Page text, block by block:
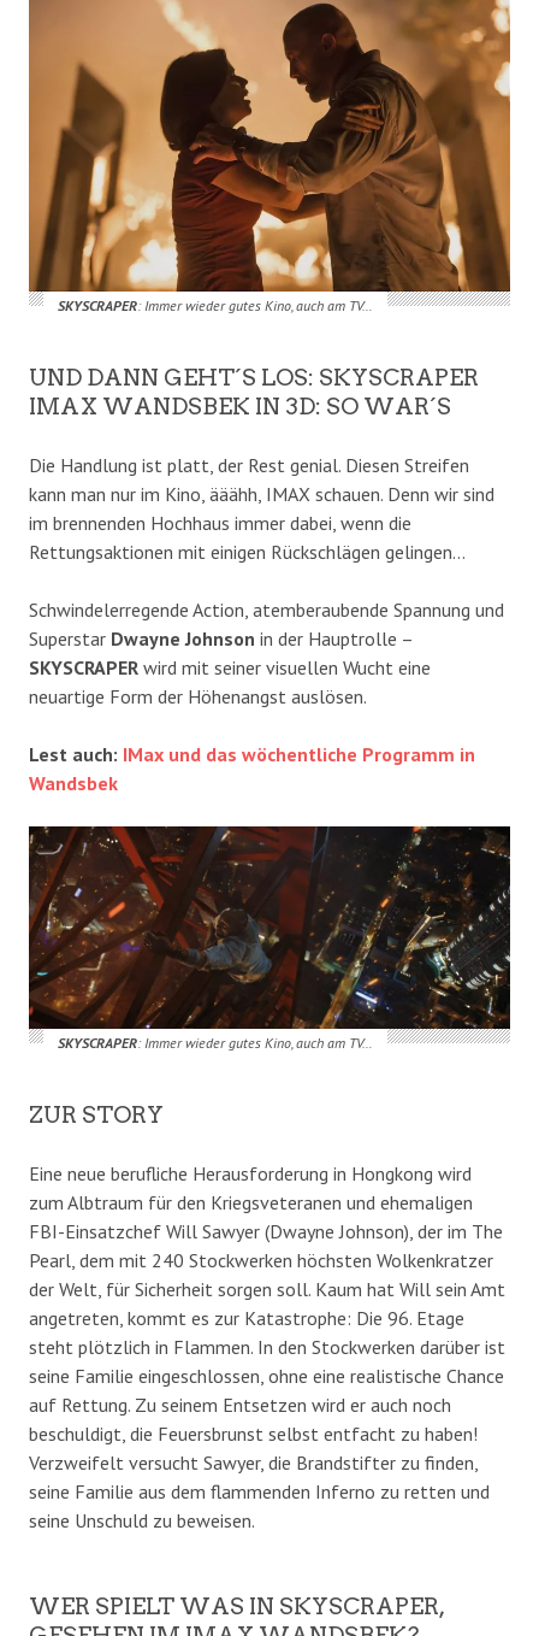
SKYSCRAPER: Immer wieder gutes Kino, auch am TV…
UND DANN GEHT´S LOS: SKYSCRAPER
IMAX WANDSBEK IN 3D: SO WAR´S
Die Handlung ist platt, der Rest genial. Diesen Streifen
kann man nur im Kino, ääähh, IMAX schauen. Denn wir sind
im brennenden Hochhaus immer dabei, wenn die
Rettungsaktionen mit einigen Rückschlägen gelingen…
Schwindelerregende Action, atemberaubende Spannung und
Superstar Dwayne Johnson in der Hauptrolle –
SKYSCRAPER wird mit seiner visuellen Wucht eine
neuartige Form der Höhenangst auslösen.
Lest auch: IMax und das wöchentliche Programm in
Wandsbek
SKYSCRAPER: Immer wieder gutes Kino, auch am TV…
ZUR STORY
Eine neue berufliche Herausforderung in Hongkong wird
zum Albtraum für den Kriegsveteranen und ehemaligen
FBI-Einsatzchef Will Sawyer (Dwayne Johnson), der im The
Pearl, dem mit 240 Stockwerken höchsten Wolkenkratzer
der Welt, für Sicherheit sorgen soll. Kaum hat Will sein Amt
angetreten, kommt es zur Katastrophe: Die 96. Etage
steht plötzlich in Flammen. In den Stockwerken darüber ist
seine Familie eingeschlossen, ohne eine realistische Chance
auf Rettung. Zu seinem Entsetzen wird er auch noch
beschuldigt, die Feuersbrunst selbst entfacht zu haben!
Verzweifelt versucht Sawyer, die Brandstifter zu finden,
seine Familie aus dem flammenden Inferno zu retten und
seine Unschuld zu beweisen.
WER SPIELT WAS IN SKYSCRAPER,